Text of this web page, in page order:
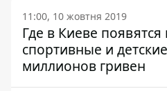
11:00, 10 жовтня 2019
Где в Киеве
спортивные и
миллионов гривен